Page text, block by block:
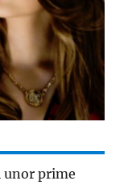
unor prime